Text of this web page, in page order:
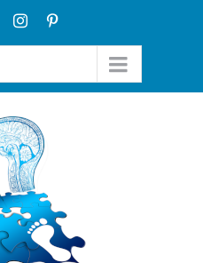
Instagram